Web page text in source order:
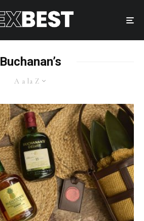
Buchanan’s
A a la Z